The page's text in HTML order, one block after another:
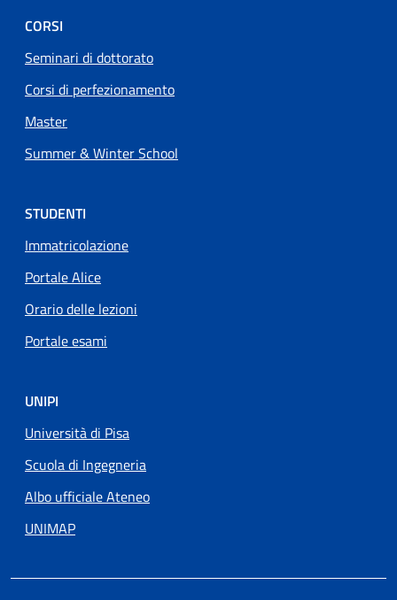
CORSI
Seminari di dottorato
Corsi di perfezionamento
Master
Summer & Winter School
STUDENTI
Immatricolazione
Portale Alice
Orario delle lezioni
Portale esami
UNIPI
Università di Pisa
Scuola di Ingegneria
Albo ufficiale Ateneo
UNIMAP